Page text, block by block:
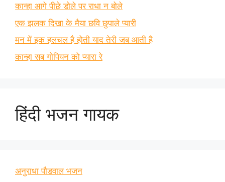
कान्हा आगे पीछे डोले पर राधा न बोले
एक झलक दिखा के मैया छवि छुपाले प्यारी
मन में इक हलचल है होती याद तेरी जब आती है
कान्हा सब गोपियन को प्यारा रे
हिंदी भजन गायक
अनुराधा पौडवाल भजन